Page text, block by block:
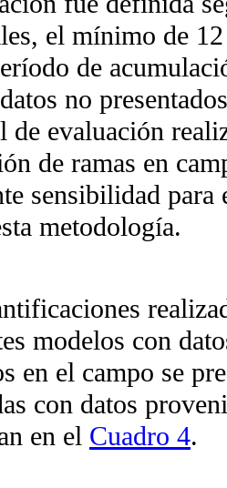
el mínimo de
de
no
de evaluación
de ramas en
sensibilidad
metodología.
modelos con
en el campo se
con datos
en el Cuadro 4.